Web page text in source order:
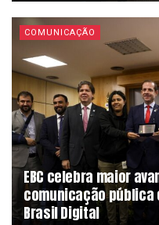
COMUNICAÇÃO
EBC celebra maior
comunicação pública
Brasil Digital